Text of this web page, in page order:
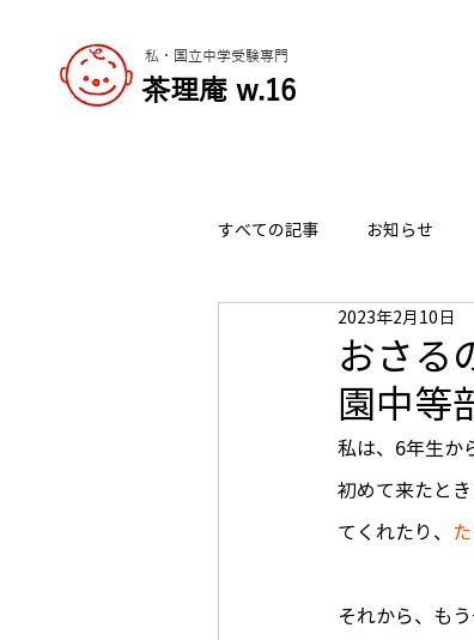
私・国立中学受験専門
​茶理庵 w.16
すべての記事 お知らせ
志望校の選び方 チャ
おさる
園中等
2023年2月10日
私は、6年生か
初めて来たとき
てくれたり、
それから、も